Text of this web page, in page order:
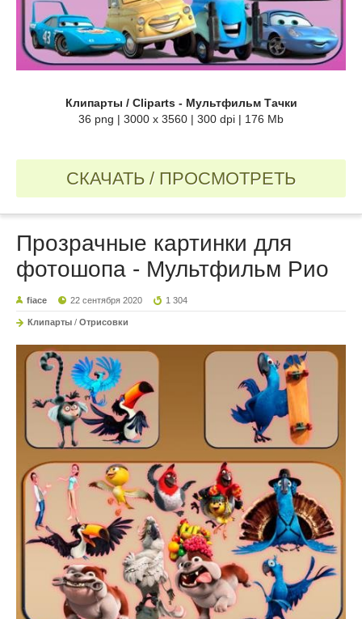
Клипарты / Cliparts - Мультфильм Тачки
36 png | 3000 х 3560 | 300 dpi | 176 Mb
СКАЧАТЬ / ПРОСМОТРЕТЬ
Прозрачные картинки для
фотошопа - Мультфильм Рио
fiace 22 сентября 2020 1 304
Клипарты / Отрисовки